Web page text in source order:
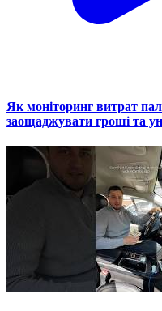
Як моніторинг витрат
заощаджувати гроші та